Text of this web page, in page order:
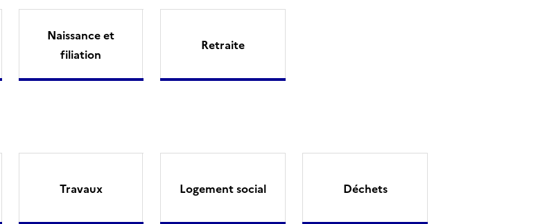
Naissance et
filiation
Retraite
Travaux Logement social Déchets